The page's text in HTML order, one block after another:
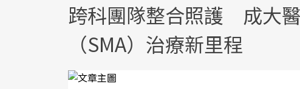
跨科團隊整合照護 成大
（SMA）治療新里程